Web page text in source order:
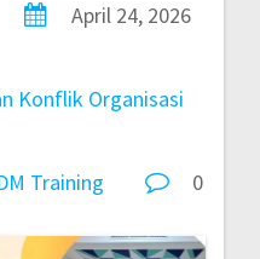
April 24, 2026
Konflik Organisasi
Training 0